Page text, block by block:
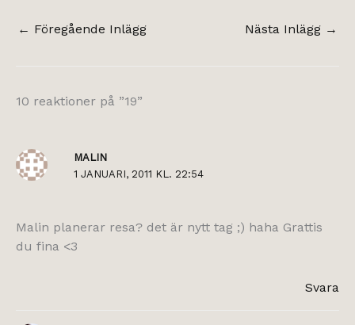
← Föregående Inlägg Nästa Inlägg →
10 reaktioner på ”19”
MALIN
1 JANUARI, 2011 KL. 22:54
Malin planerar resa? det är nytt tag ;) haha Grattis
du fina <3
Svara